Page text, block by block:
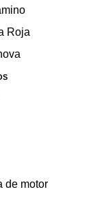
Roja
de motor